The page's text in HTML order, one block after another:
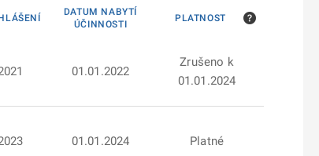
DATUM NABYTÍ
ÚČINNOSTI
PLATNOST
01.01.2022
Zrušeno k
01.01.2024
01.01.2024 Platné